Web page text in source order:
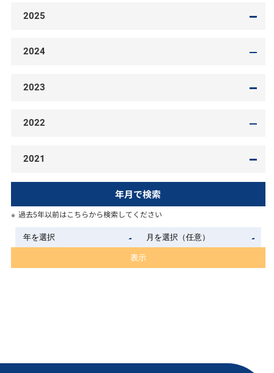
2025
2024
2023
2022
2021
年月で検索
過去5年以前はこちらから検索してください
表示